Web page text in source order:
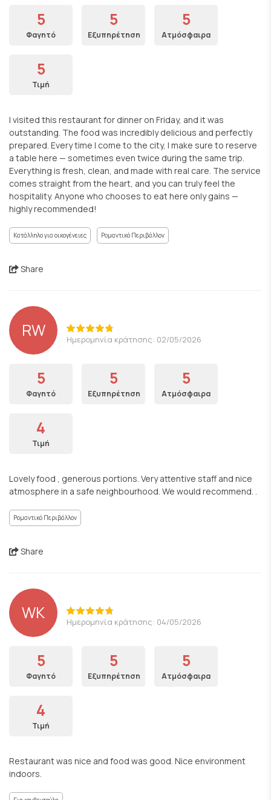
5
Φαγητό
5
Εξυπηρέτηση
5
Ατμόσφαιρα
5
Τιμή
I visited this restaurant for dinner on Friday, and it was
outstanding. The food was incredibly delicious and perfectly
prepared. Every time I come to the city, I make sure to reserve
a table here — sometimes even twice during the same trip.
Everything is fresh, clean, and made with real care. The service
comes straight from the heart, and you can truly feel the
hospitality. Anyone who chooses to eat here only gains —
highly recommended!
Κατάλληλο για οικογένειες Ρομαντικό Περιβάλλον
Share
RW Ημερομηνία κράτησης: 02/05/2026
5
Φαγητό
5
Εξυπηρέτηση
5
Ατμόσφαιρα
4
Τιμή
Lovely food , generous portions. Very attentive staff and nice
atmosphere in a safe neighbourhood. We would recommend. .
Ρομαντικό Περιβάλλον
Share
WK Ημερομηνία κράτησης: 04/05/2026
5
Φαγητό
5
Εξυπηρέτηση
5
Ατμόσφαιρα
4
Τιμή
Restaurant was nice and food was good. Nice environment
indoors.